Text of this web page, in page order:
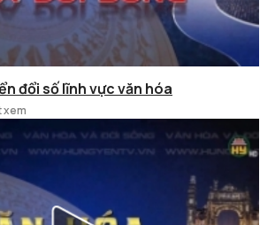
đổi số lĩnh vực văn hóa
xem